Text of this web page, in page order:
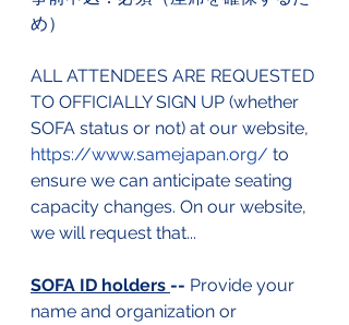
め）
ALL ATTENDEES ARE REQUESTED
TO OFFICIALLY SIGN UP (whether
SOFA status or not) at our website,
https://www.samejapan.org/ to
ensure we can anticipate seating
capacity changes. On our website,
we will request that...
SOFA ID holders -- Provide your
name and organization or